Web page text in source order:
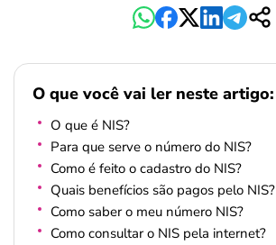
O que você vai ler neste artigo:
O que é NIS?
Para que serve o número do NIS?
Como é feito o cadastro do NIS?
Quais benefícios são pagos pelo NIS?
Como saber o meu número NIS?
Como consultar o NIS pela internet?